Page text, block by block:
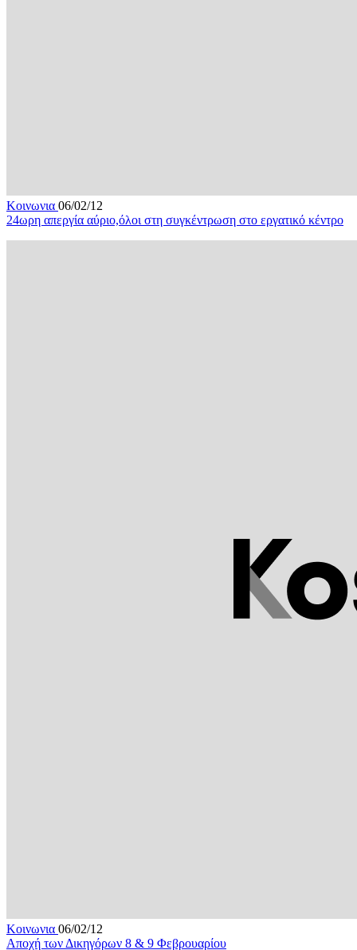
Κοινωνια 06/02/12
24ωρη απεργία αύριο,όλοι στη συγκέντρωση στο εργατικό κέντρο
Κοινωνια 06/02/12
Αποχή των Δικηγόρων 8 & 9 Φεβρουαρίου